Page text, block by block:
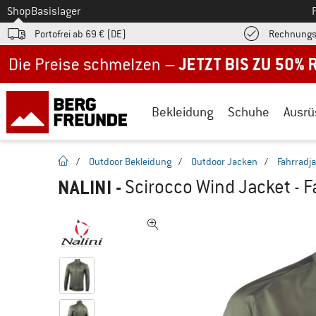
Zum
ShopBasislager
Portofrei ab 69 € (DE)
Bekleidung Schuhe
Startseite
/ Outdoor Bekleidung / Outdoor Jacken /
NALINI -Scirocco Wind Jacket -